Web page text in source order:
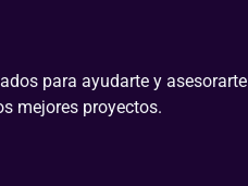
para ayudarte y asesorarte
mejores proyectos.